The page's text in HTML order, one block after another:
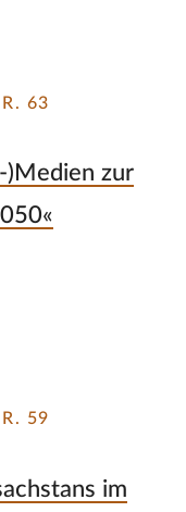
63
)Medien zur
59
im